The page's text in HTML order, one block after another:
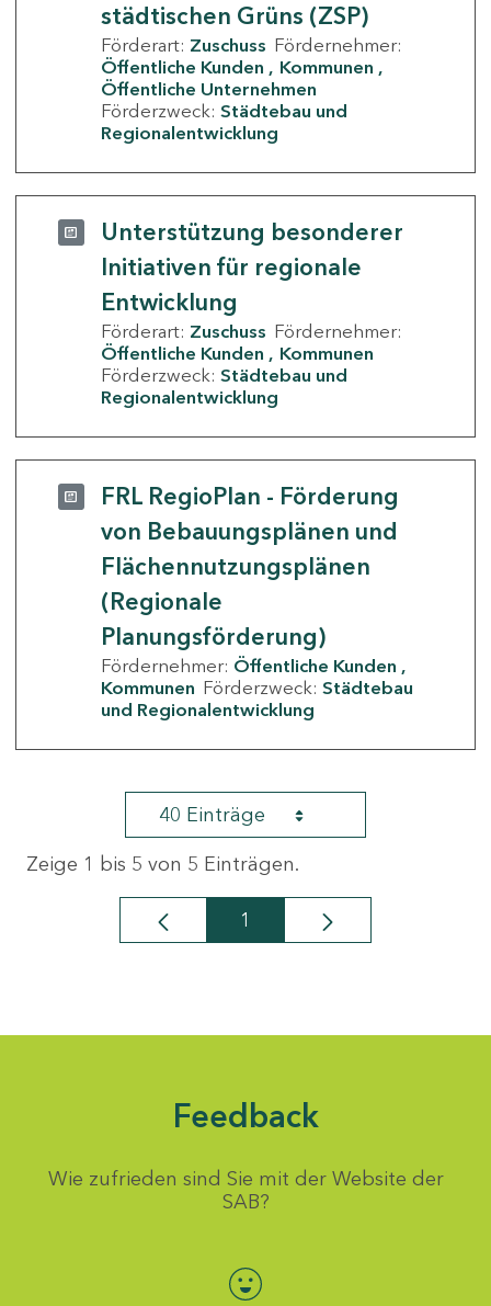
städtischen Grüns (ZSP)
Förderart: Zuschuss Fördernehmer:
Öffentliche Kunden
Kommunen
Öffentliche Unternehmen
Förderzweck: Städtebau und
Regionalentwicklung
Unterstützung besonderer
Initiativen für regionale
Entwicklung
Förderart: Zuschuss Fördernehmer:
Öffentliche Kunden
Kommunen
Förderzweck: Städtebau und
Regionalentwicklung
FRL RegioPlan - Förderung
von Bebauungsplänen und
Flächennutzungsplänen
(Regionale
Planungsförderung)
Fördernehmer: Öffentliche Kunden
Kommunen Förderzweck: Städtebau
und Regionalentwicklung
40 Einträge
Zeige 1 bis 5 von 5 Einträgen.
Seite
1
Feedback
Wie zufrieden sind Sie mit der Website der
SAB?
Bewertung auswählen